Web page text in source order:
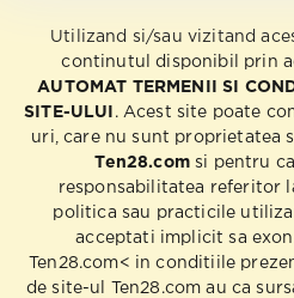
Utilizand si/sau vizitand
continutul disponibil prin
AUTOMAT TERMENII SI
SITE-ULUI
. Acest site poate
uri, care nu sunt proprietatea
Ten28.comsi pentru
responsabilitatea referitor
politica sau practicile
acceptati implicit sa
Ten28.com< in conditiile
de site-ul Ten28.com au ca